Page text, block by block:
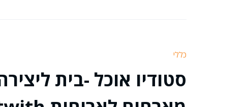
כללי
סטודיו אוכל -בית